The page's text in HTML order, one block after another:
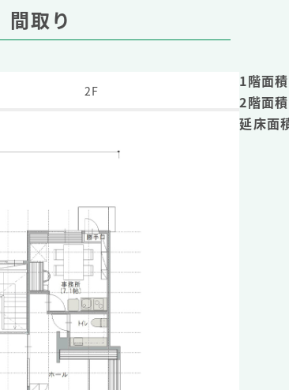
間取り
2F
1階面積
2階面積
延床面